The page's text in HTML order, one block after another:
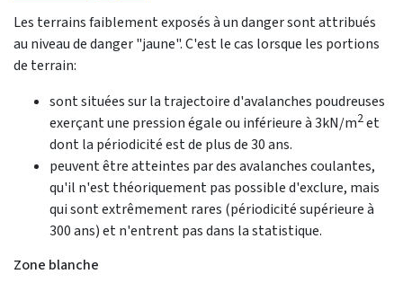
Les terrains faiblement exposés à un danger sont attribués
au niveau de danger "jaune". C'est le cas lorsque les portions
de terrain:
sont situées sur la trajectoire d'avalanches poudreuses
exerçant une pression égale ou inférieure à 3kN/m2et
dont la périodicité est de plus de 30 ans.
peuvent être atteintes par des avalanches coulantes,
qu'il n'est théoriquement pas possible d'exclure, mais
qui sont extrêmement rares (périodicité supérieure à
300 ans) et n'entrent pas dans la statistique.
Zone blanche